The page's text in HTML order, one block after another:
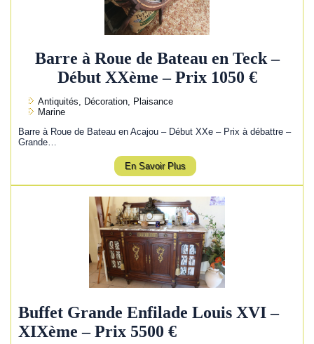
Barre à Roue de Bateau en Teck –
Début XXème – Prix 1050 €
Antiquités, Décoration, Plaisance
Marine
Barre à Roue de Bateau en Acajou – Début XXe – Prix à débattre –
Grande…
En Savoir Plus
Buffet Grande Enfilade Louis XVI –
XIXème – Prix 5500 €